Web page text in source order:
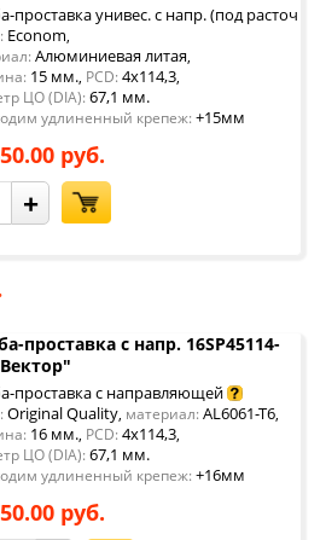
проставка унивес. с напр. (под расточку
Econom,
Алюминиевая литая,
15 мм., PCD: 4x114,3,
ЦО (DIA): 67,1 мм.
удлиненный крепеж: +15мм
руб.
+
проставка с напр. 16SP45114-
проставка с направляющей
Original Quality, материал: AL6061-T6,
16 мм., PCD: 4x114,3,
ЦО (DIA): 67,1 мм.
удлиненный крепеж: +16мм
руб.